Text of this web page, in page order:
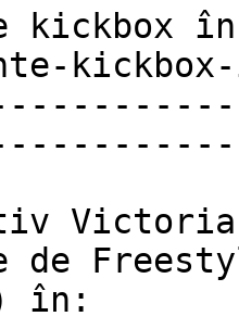
kickbox
Victoria
de
în: